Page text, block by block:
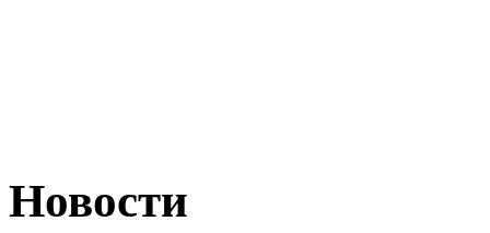
Новости